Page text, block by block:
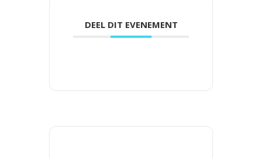
DEEL DIT EVENEMENT